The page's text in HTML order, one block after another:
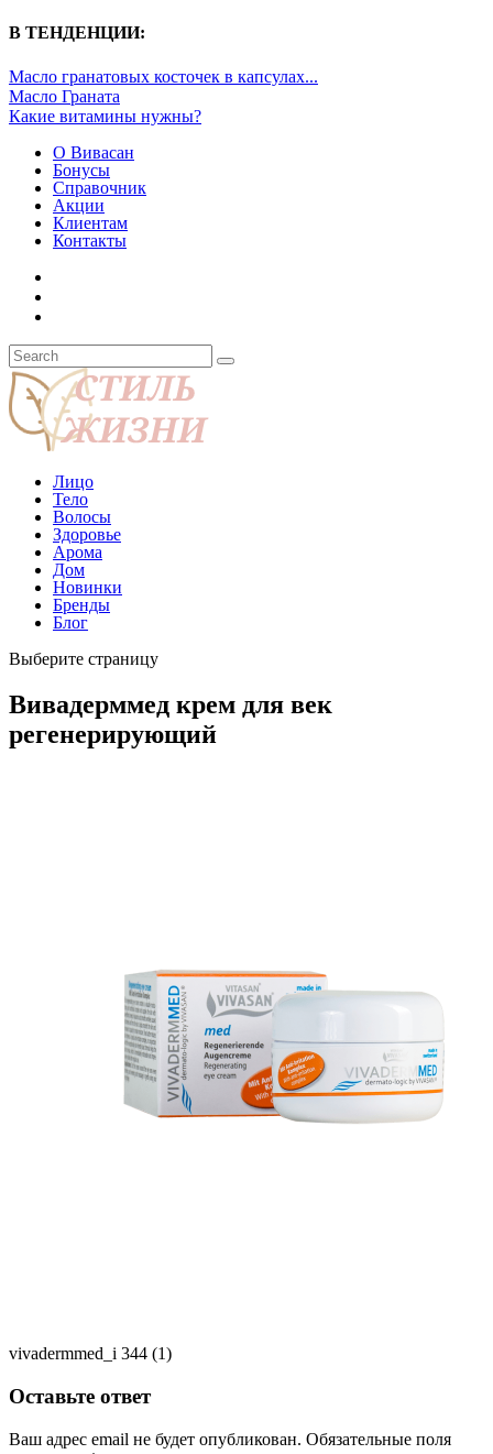
В ТЕНДЕНЦИИ:
Масло гранатовых косточек в капсулах...
Масло Граната
Какие витамины нужны?
О Вивасан
Бонусы
Справочник
Акции
Клиентам
Контакты
Лицо
Тело
Волосы
Здоровье
Арома
Дом
Новинки
Бренды
Блог
Выберите страницу
Вивадерммед крем для век
регенерирующий
vivadermmed_i 344 (1)
Оставьте ответ
Ваш адрес email не будет опубликован. Обязательные поля